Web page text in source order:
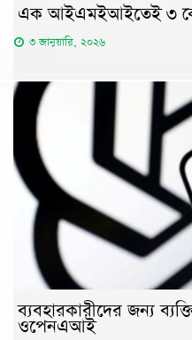
এক আইএমইআইতেই ৩
৩ জানুয়ারি, ২০২৬
ব্যবহারকারীদের জন্য
ওপেনএআই